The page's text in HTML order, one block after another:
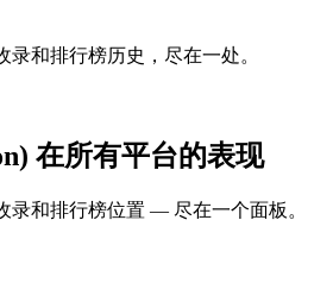
和排行榜历史，尽在一处。
在所有平台的表现
录和排行榜位置 — 尽在一个面板。